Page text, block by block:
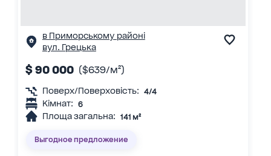
в Приморському районі
вул. Грецька
$ 90 000 ($639/м²)
Поверх/Поверховість: 4/4
Кімнат: 6
Площа загальна: 141 м²
Выгодное предложение